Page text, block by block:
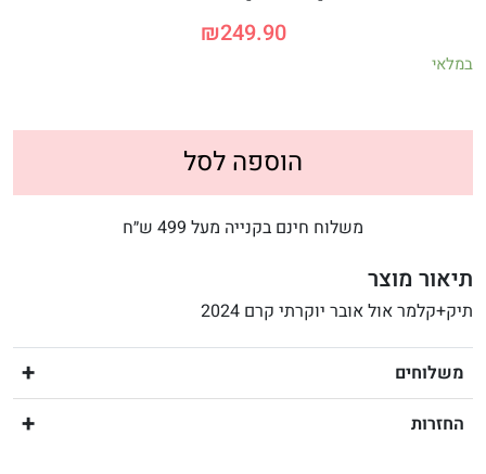
₪249.90
במלאי
הוספה לסל
משלוח חינם בקנייה מעל 499 ש״ח
תיאור מוצר
תיק+קלמר אול אובר יוקרתי קרם 2024
משלוחים
החזרות